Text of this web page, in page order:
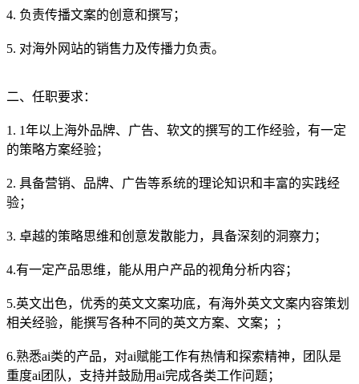
4. 负责传播文案的创意和撰写；
5. 对海外网站的销售力及传播力负责。
二、任职要求：
1. 1年以上海外品牌、广告、软文的撰写的工作经验，有一定
的策略方案经验；
2. 具备营销、品牌、广告等系统的理论知识和丰富的实践经
验；
3. 卓越的策略思维和创意发散能力，具备深刻的洞察力；
4.有一定产品思维，能从用户产品的视角分析内容；
5.英文出色，优秀的英文文案功底，有海外英文文案内容策划
相关经验，能撰写各种不同的英文方案、文案；；
6.熟悉ai类的产品，对ai赋能工作有热情和探索精神，团队是
重度ai团队，支持并鼓励用ai完成各类工作问题；